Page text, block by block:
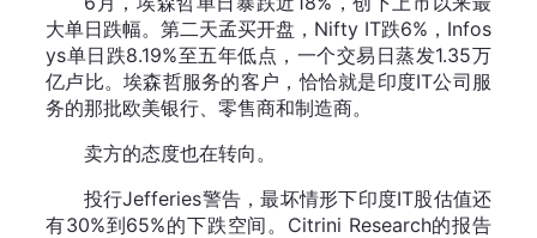
大单日跌幅。第二天孟买开盘，Nifty IT跌6%，Infos
ys单日跌8.19%至五年低点，一个交易日蒸发1.35万
亿卢比。埃森哲服务的客户，恰恰就是印度IT公司服
务的那批欧美银行、零售商和制造商。
卖方的态度也在转向。
投行Jefferies警告，最坏情形下印度IT股估值还
有30%到65%的下跌空间。Citrini Research的报告